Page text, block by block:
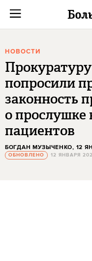
НОВОСТИ
попросили
законность
о прослушке
пациентов
БОГДАН МУЗЫЧЕНКО, 12
ОБНОВЛЕНО 12 ЯНВАРЯ